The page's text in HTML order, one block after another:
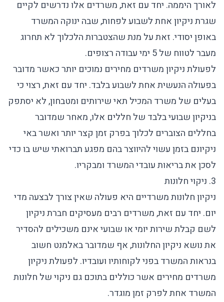
לאורך היממה. יחד עם זאת, משרדים אלו נדרשים לקיים
שגרת ניקיון אחת לשבוע לפחות, שבה ינוקה המשרד
באופן יסודי. זאת על מנת שהצטברות הלכלוך לא תחרוג
מעבר לטווח של 5 ימי עבודה רצופים.
לפעולת ניקיון משרדים מחירים נמוכים יותר כאשר מדובר
בפעולה הנעשית אחת לשבוע בלבד. יחד עם זאת, רצוי כי
בעלים של משרד המכיל תאי שירותים ומטבחון, לא יסתפק
בניקיון שבועי בלבד של חללים אלו, מאחר שמדובר
בחללים הצוברים לכלוך בפרק זמן קצר יותר ואשר באי
ניקיונם בזמן עשוי להיווצר בהם מפגע תברואתי שיש בו כדי
לסכן את בריאות עובדי המשרד ומבקריו.
3. ניקוי חלונות
ניקיון חלונות משרדיים היא פעולה שאין צורך לבצעה מדי
יום. יחד עם זאת, משרדים רבים מעסיקים חברת ניקיון
לשם קבלת שירות יומי או שבועי אינם משכילים להסדיר
את נושא ניקיון החלונות, אף שמדובר באלמנט חשוב
בנראות המשרד בפני לקוחותיו ועובדיו. לפעולת ניקיון
משרדים מחירים אשר כוללים בתוכם גם ניקוי של חלונות
המשרד אחת לפרק זמן מוגדר.